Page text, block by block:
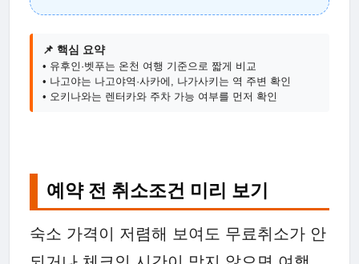
📌 핵심 요약
• 유후인·벳푸는 온천 여행 기준으로 짧게 비교
• 나고야는 나고야역·사카에, 나가사키는 역 주변 확인
• 오키나와는 렌터카와 주차 가능 여부를 먼저 확인
예약 전 취소조건 미리 보기
숙소 가격이 저렴해 보여도 무료취소가 안